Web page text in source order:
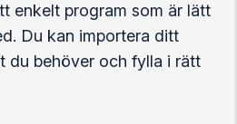
enkelt program som är lätt
Du kan importera ditt
du behöver och fylla i rätt